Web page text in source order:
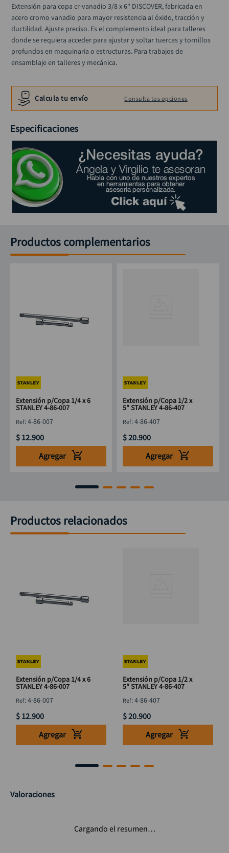
Extensión para copa cr-vanadio 3/8 x 6" DISCOVER, fabricada en
acero cromo vanadio para mayor resistencia al óxido, tracción y
ductilidad. Ajuste preciso. Es el complemento ideal para talleres
donde se requiera acceder para ajustar y soltar tuercas y tornillos
profundos en maquinaria o estructuras. Para trabajos de
ensamblaje en talleres y mecánica.
Calcula tu envío Consulta tus opciones
Especificaciones
Productos complementarios
Extensión p/Copa 1/4 x 6
STANLEY 4-86-007
:4-86-007
$ 12.900
Agregar
Extensión p/Copa 1/2 x
5" STANLEY 4-86-407
:4-86-407
$20.900
Agregar
Productos relacionados
Extensión p/Copa 1/4 x 6
STANLEY 4-86-007
:4-86-007
$ 12.900
Agregar
Extensión p/Copa 1/2 x
5" STANLEY 4-86-407
:4-86-407
$20.900
Agregar
Valoraciones
Cargando el resumen…
alicate